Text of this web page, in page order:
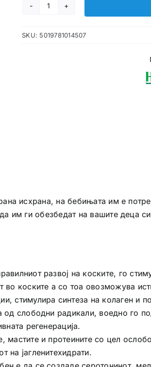
BabyVit капки
SKU: 5019781014507
исхрана, на бебињата им е
им ги обезбедат на вашите деца
развој на коските, го
коските а со тоа овозможува
стимулира синтеза на колаген и
од слободни радикали, воедно го
регенерација.
мастите и протеините со цел
на јагленитехидрати.